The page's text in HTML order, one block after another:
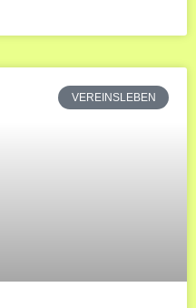
VEREINSLEBEN